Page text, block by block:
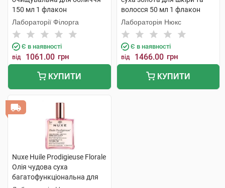
150 мл 1 флакон
Лабораторії Філорга
Є в наявності
від 1061.00 грн
КУПИТИ
волосся 50 мл 1 флакон
Лабораторія Нюкс
Є в наявності
від 1466.00 грн
КУПИТИ
Nuxe Huile Prodigieuse Florale
Олія чудова суха
багатофункціональна для